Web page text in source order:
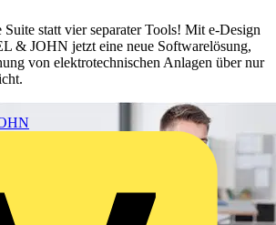
statt vier separater Tools! Mit e-Design
& JOHN jetzt eine neue Softwarelösung,
von elektrotechnischen Anlagen über nur